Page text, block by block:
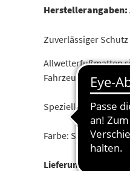
Herstellerangaben:
Zuverlässiger
Allwetterfußmatten
Fahrzeuginnenraum
Spezielle
Farbe: Schwarz
Lieferumfang: